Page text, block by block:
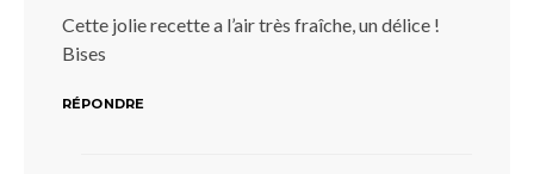
Cette jolie recette a l’air très fraîche, un délice !
Bises
RÉPONDRE